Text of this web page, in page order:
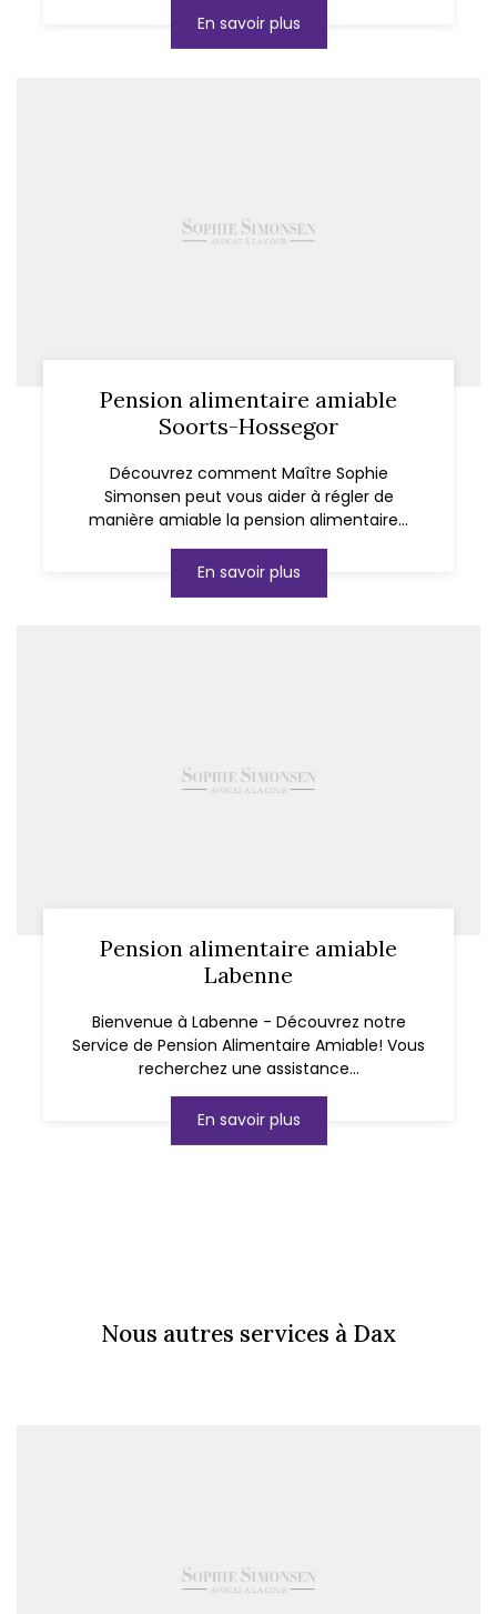
En savoir plus
Pension alimentaire amiable
Soorts-Hossegor
Découvrez comment Maître Sophie
Simonsen peut vous aider à régler de
manière amiable la pension alimentaire...
En savoir plus
Pension alimentaire amiable
Labenne
Bienvenue à Labenne - Découvrez notre
Service de Pension Alimentaire Amiable! Vous
recherchez une assistance...
En savoir plus
Nous autres services à Dax